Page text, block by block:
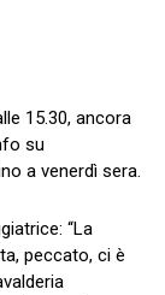
15.30, ancora
su
a venerdì sera.
“La
peccato, ci è